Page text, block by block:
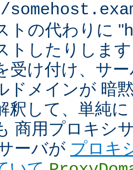
トの代わりに
トしたりしま
受け付け、サ
ドメインが 暗
釈して、単純
商用プロキシ
ーバが プロキ